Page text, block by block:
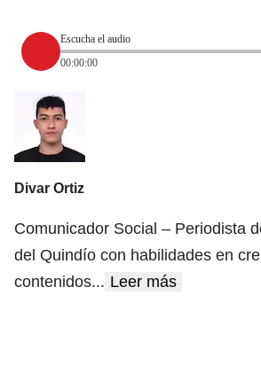
Escucha el audio
00:00:00
Divar Ortiz
Comunicador Social – Periodista
del Quindío con habilidades en
contenidos... Leer más